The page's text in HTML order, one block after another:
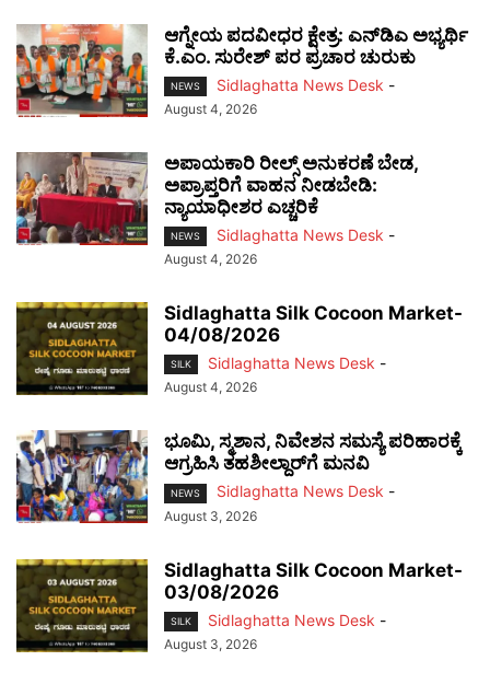
ಆಗ್ನೇಯ ಪದವೀಧರ ಕ್ಷೇತ್ರ: ಎನ್‌ಡಿಎ ಅಭ್ಯರ್ಥಿ
ಕೆ.ಎಂ. ಸುರೇಶ್ ಪರ ಪ್ರಚಾರ ಚುರುಕು
NEWS Sidlaghatta News Desk -
August 4, 2026
ಅಪಾಯಕಾರಿ ರೀಲ್ಸ್ ಅನುಕರಣೆ ಬೇಡ,
ಅಪ್ರಾಪ್ತರಿಗೆ ವಾಹನ ನೀಡಬೇಡಿ:
ನ್ಯಾಯಾಧೀಶರ ಎಚ್ಚರಿಕೆ
NEWS Sidlaghatta News Desk -
August 4, 2026
Sidlaghatta Silk Cocoon Market-
04/08/2026
SILK Sidlaghatta News Desk -
August 4, 2026
ಭೂಮಿ, ಸ್ಮಶಾನ, ನಿವೇಶನ ಸಮಸ್ಯೆ ಪರಿಹಾರಕ್ಕೆ
ಆಗ್ರಹಿಸಿ ತಹಶೀಲ್ದಾರ್‌ಗೆ ಮನವಿ
NEWS Sidlaghatta News Desk -
August 3, 2026
Sidlaghatta Silk Cocoon Market-
03/08/2026
SILK Sidlaghatta News Desk -
August 3, 2026